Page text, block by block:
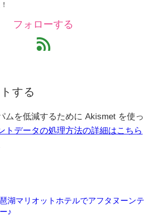
フォローする
feed
する
ムを低減するために Akismet を使っ
トデータの処理方法の詳細はこちら
湖マリオットホテルでアフタヌーンテ
♪